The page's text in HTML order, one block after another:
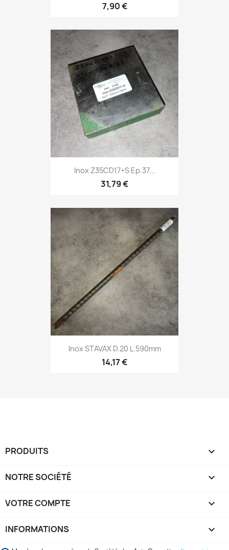
7,90 €
Inox Z35CD17+S Ep.37...
31,79 €
Inox STAVAX D.20 L.590mm
14,17 €
PRODUITS 
NOTRE SOCIÉTÉ 
VOTRE COMPTE 
INFORMATIONS keyboard_arrow_down